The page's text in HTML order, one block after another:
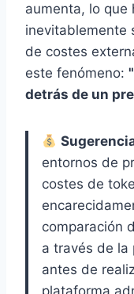
aumenta, lo que
inevitablemente
de costes
este fenómeno:
detrás de un
entornos de
costes de
comparación
a través de la
antes de